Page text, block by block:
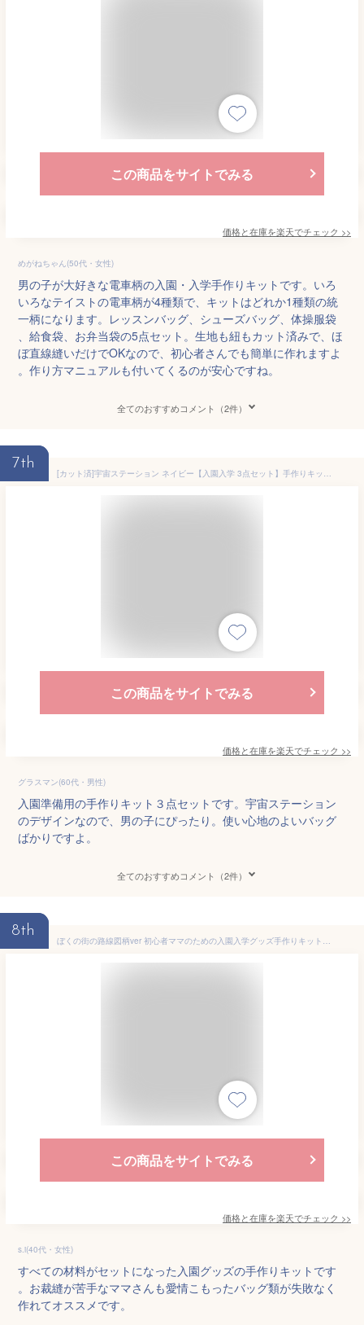
この商品をサイトでみる
価格と在庫を楽天でチェック >>
めがねちゃん(50代・女性)
男の子が大好きな電車柄の入園・入学手作りキットです。いろ
いろなテイストの電車柄が4種類で、キットはどれか1種類の統
一柄になります。レッスンバッグ、シューズバッグ、体操服袋
、給食袋、お弁当袋の5点セット。生地も紐もカット済みで、ほ
ぼ直線縫いだけでOKなので、初心者さんでも簡単に作れますよ
。作り方マニュアルも付いてくるのが安心ですね。
全てのおすすめコメント（2件）
7th
[カット済]宇宙ステーション ネイビー【入園入学 3点セット】手作りキット 簡単 布 生地 レッスンバッグ レッスンバック ナップサック ナップザック 体操服袋 シューズバッグ 作り方付き 初心者 手芸キット 手作り キット 入園 準備 保育園 テッテ
この商品をサイトでみる
価格と在庫を楽天でチェック >>
グラスマン(60代・男性)
入園準備用の手作りキット３点セットです。宇宙ステーション
のデザインなので、男の子にぴったり。使い心地のよいバッグ
ばかりですよ。
全てのおすすめコメント（2件）
8th
ぼくの街の路線図柄ver 初心者ママのための入園入学グッズ手作りキット 通園通学の基本アイテムがすべて作れる、生地・材料・ミシン糸・レシピのセットです送料無料男の子商用利用可能生地 入園グッズ
この商品をサイトでみる
価格と在庫を楽天でチェック >>
s.i(40代・女性)
すべての材料がセットになった入園グッズの手作りキットです
。お裁縫が苦手なママさんも愛情こもったバッグ類が失敗なく
作れてオススメです。